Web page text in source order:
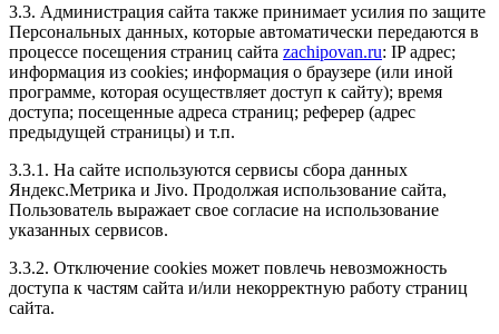
Рейтинг отзыва:5
Спасибо вам большое!
Приехала делать другу чип-тюнинг в подарок на
BMW X6 3.0D.
Даже я, девочка, почувствовала, что машина
перестала тупить и стала лучше ехать на небольших
скоростях. Друг теперь катается с улыбкой на лице.
По времени около часа работ получилось.
Но все это компенсировалось отличным результатом,
качеством обслуживания, честностью и дружеской
обстановкой.
Всем советую!
3.3. Администрация сайта также принимает усилия по защите
Персональных данных, которые автоматически передаются в
процессе посещения страниц сайта zachipovan.ru: IP адрес;
информация из cookies; информация о браузере (или иной
программе, которая осуществляет доступ к сайту); время
доступа; посещенные адреса страниц; реферер (адрес
предыдущей страницы) и т.п.
3.3.1. На сайте используются сервисы сбора данных
Яндекс.Метрика и Jivo. Продолжая использование сайта,
Пользователь выражает свое согласие на использование
указанных сервисов.
3.3.2. Отключение cookies может повлечь невозможность
доступа к частям сайта и/или некорректную работу страниц
сайта.